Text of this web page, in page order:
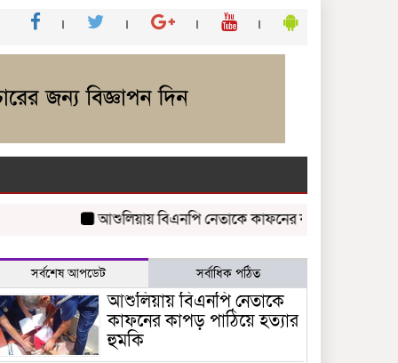
আশুলিয়ায় বিএনপি নেতাকে কাফনের কাপড় পাঠিয়ে হত্যার
সর্বশেষ আপডেট সর্বাধিক পঠিত
আশুলিয়ায় বিএনপি নেতাকে
কাফনের কাপড় পাঠিয়ে হত্যার
হুমকি